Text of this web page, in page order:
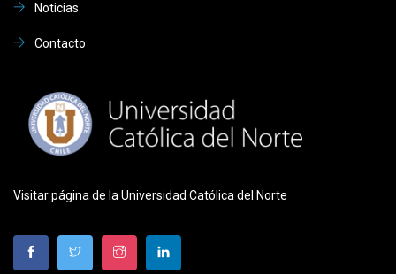
Noticias
Contacto
Visitar página de la Universidad Católica del Norte